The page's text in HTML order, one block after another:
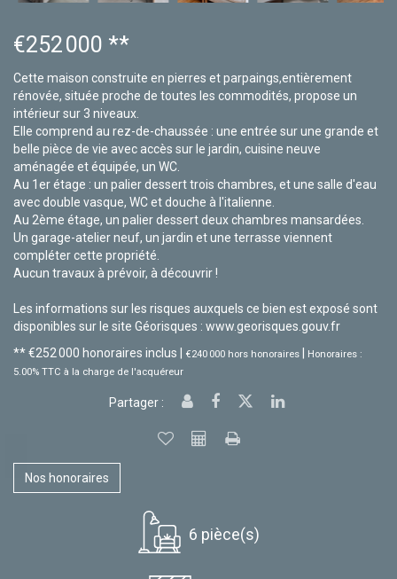
€252 000 **
Cette maison construite en pierres et parpaings,entièrement
rénovée, située proche de toutes les commodités, propose un
intérieur sur 3 niveaux.
Elle comprend au rez-de-chaussée : une entrée sur une grande et
belle pièce de vie avec accès sur le jardin, cuisine neuve
aménagée et équipée, un WC.
Au 1er étage : un palier dessert trois chambres, et une salle d'eau
avec double vasque, WC et douche à l'italienne.
Au 2ème étage, un palier dessert deux chambres mansardées.
Un garage-atelier neuf, un jardin et une terrasse viennent
compléter cette propriété.
Aucun travaux à prévoir, à découvrir !
Les informations sur les risques auxquels ce bien est exposé sont
disponibles sur le site Géorisques : www.georisques.gouv.fr
** €252 000 honoraires inclus €240 000 hors honoraires
Honoraires :
5.00% TTC à la charge de l'acquéreur
Partager :
Nos honoraires
6 pièce(s)